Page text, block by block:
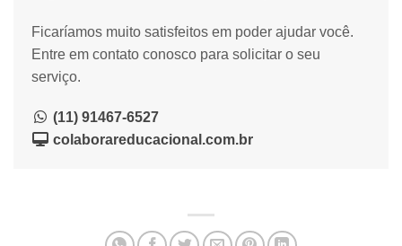
Ficaríamos muito satisfeitos em poder ajudar você.
Entre em contato conosco para solicitar o seu
serviço.
(11) 91467-6527
colaborareducacional.com.br